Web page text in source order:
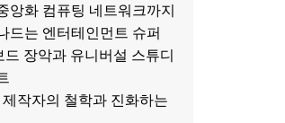
앙화 컴퓨팅 네트워크까지
드는 엔터테인먼트 슈퍼
드 장악과 유니버설 스튜디
작자의 철학과 진화하는